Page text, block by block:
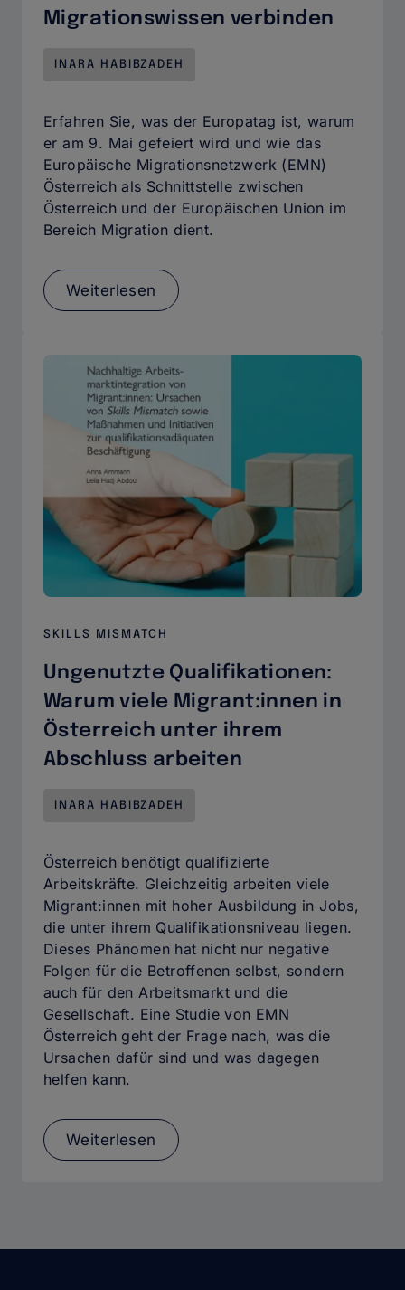
Migrationswissen verbinden
INARA HABIBZADEH
Erfahren Sie, was der Europatag ist, warum
er am 9. Mai gefeiert wird und wie das
Europäische Migrationsnetzwerk (EMN)
Österreich als Schnittstelle zwischen
Österreich und der Europäischen Union im
Bereich Migration dient.
Weiterlesen über
Europatag
Österreich:
Österreich
und
die
Europäische
Migrationswissen
verbinden
SKILLS MISMATCH
Ungenutzte Qualifikationen:
Warum viele Migrant:innen in
Österreich unter ihrem
Abschluss arbeiten
INARA HABIBZADEH
Österreich benötigt qualifizierte
Arbeitskräfte. Gleichzeitig arbeiten viele
Migrant:innen mit hoher Ausbildung in Jobs,
die unter ihrem Qualifikationsniveau liegen.
Dieses Phänomen hat nicht nur negative
Folgen für die Betroffenen selbst, sondern
auch für den Arbeitsmarkt und die
Gesellschaft. Eine Studie von EMN
Österreich geht der Frage nach, was die
Ursachen dafür sind und was dagegen
helfen kann.
Weiterlesen über
Ungenutzte
in